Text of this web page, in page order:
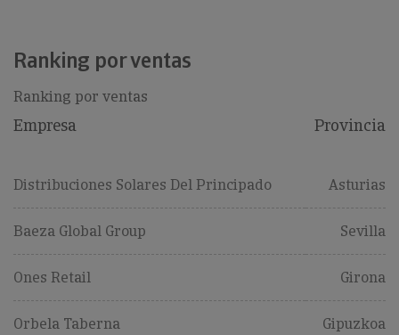
Ranking por ventas
Ranking por ventas
Empresa Provincia
Distribuciones Solares Del Principado Asturias
Baeza Global Group Sevilla
Ones Retail Girona
Orbela Taberna Gipuzkoa